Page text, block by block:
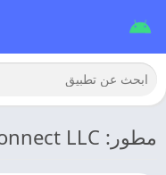
مطور: Hyperconnect LLC